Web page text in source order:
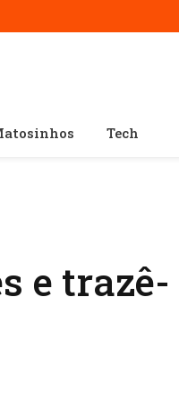
Tech
e trazê-